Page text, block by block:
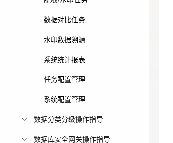
数据对比任务
水印数据溯源
系统统计报表
任务配置管理
系统配置管理
数据分类分级操作指导
数据库安全网关操作指导